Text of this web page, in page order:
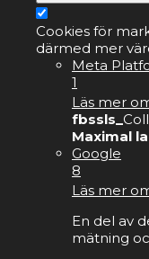
Cookies för
därmed mer
Meta
1
Läs mer
fbssls_
Maximal
Google
8
Läs mer
En del av
mätning